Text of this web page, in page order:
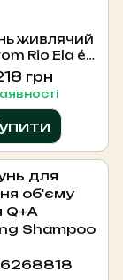
живлячий
Rio Ela é
500 мл
грн